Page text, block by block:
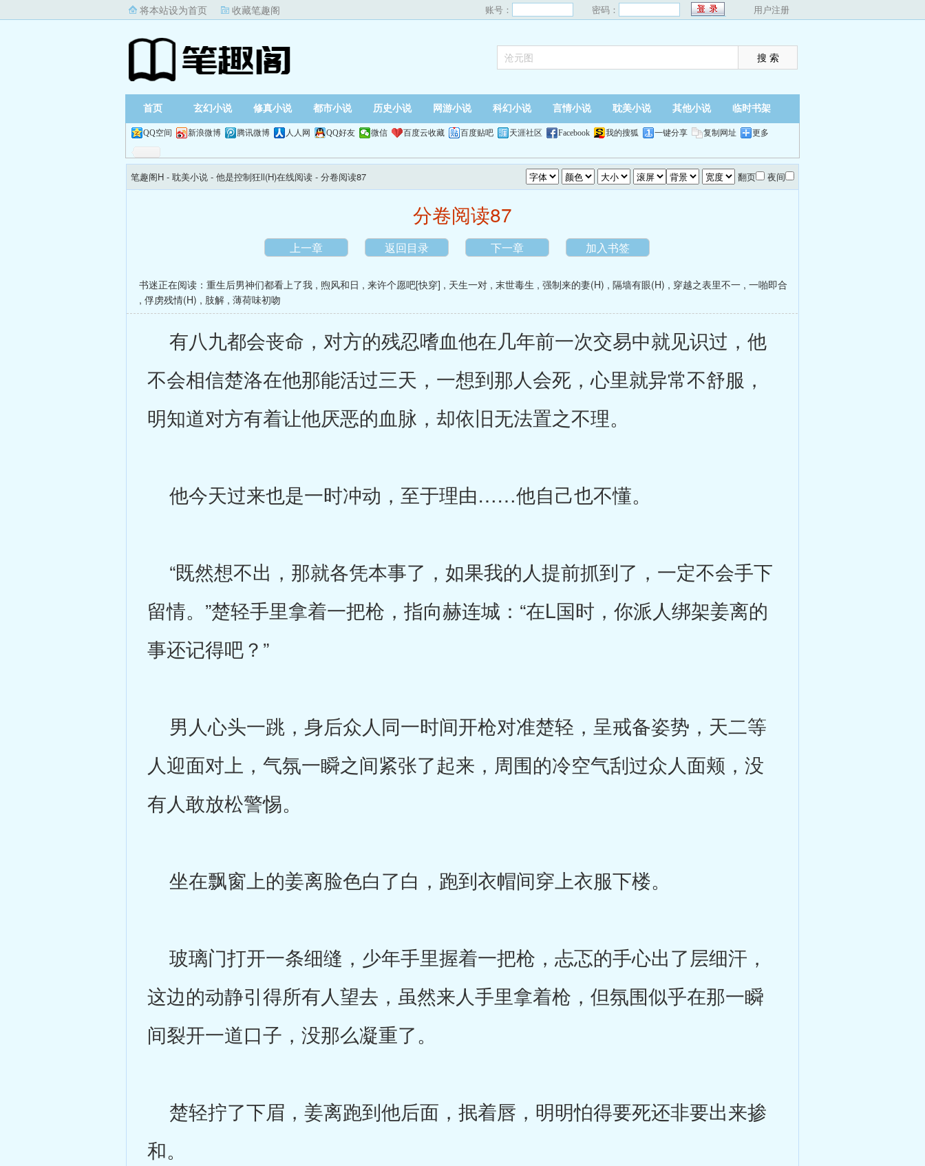
将本站设为首页 收藏笔趣阁 账号： 密码： 用户注册
首页 玄幻小说 修真小说 都市小说 历史小说 网游小说 科幻小说 言情小说 耽美小说 其他小说 临时书架
QQ空间 新浪微博 腾讯微博 人人网 QQ好友 微信 百度云收藏 百度贴吧 天涯社区 Facebook 我的搜狐 一键分享 复制网址 更多
笔趣阁H - 耽美小说 - 他是控制狂ll(H)在线阅读 - 分卷阅读87 翻页 夜间
分卷阅读87
上一章 返回目录 下一章 加入书签
书迷正在阅读： 重生后男神们都看上了我 , 煦风和日 , 来许个愿吧[快穿] , 天生一对 , 末世毒生 , 强制来的妻(H) , 隔墙有眼(H) , 穿越之表里不一 , 一啪即合
, 俘虏残情(H) , 肢解 , 薄荷味初吻
有八九都会丧命，对方的残忍嗜血他在几年前一次交易中就见识过，他
不会相信楚洛在他那能活过三天，一想到那人会死，心里就异常不舒服，
明知道对方有着让他厌恶的血脉，却依旧无法置之不理。
他今天过来也是一时冲动，至于理由……他自己也不懂。
“既然想不出，那就各凭本事了，如果我的人提前抓到了，一定不会手下
留情。”楚轻手里拿着一把枪，指向赫连城：“在L国时，你派人绑架姜离的
事还记得吧？”
男人心头一跳，身后众人同一时间开枪对准楚轻，呈戒备姿势，天二等
人迎面对上，气氛一瞬之间紧张了起来，周围的冷空气刮过众人面颊，没
有人敢放松警惕。
坐在飘窗上的姜离脸色白了白，跑到衣帽间穿上衣服下楼。
玻璃门打开一条细缝，少年手里握着一把枪，忐忑的手心出了层细汗，
这边的动静引得所有人望去，虽然来人手里拿着枪，但氛围似乎在那一瞬
间裂开一道口子，没那么凝重了。
楚轻拧了下眉，姜离跑到他后面，抿着唇，明明怕得要死还非要出来掺
和。